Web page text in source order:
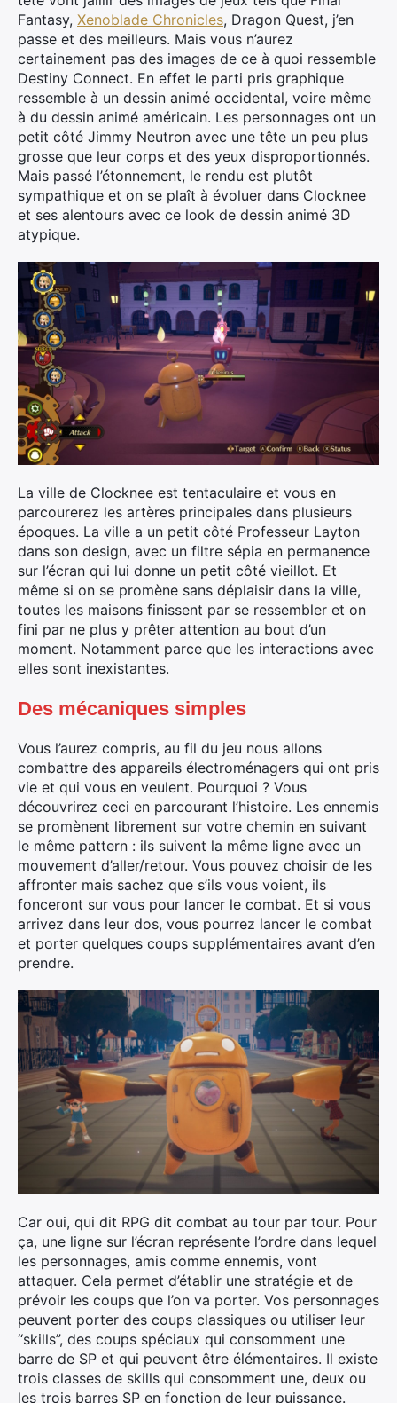
Fantasy, Xenoblade Chronicles, Dragon Quest, j’en
passe et des meilleurs. Mais vous n’aurez
certainement pas des images de ce à quoi ressemble
Destiny Connect. En effet le parti pris graphique
ressemble à un dessin animé occidental, voire même
à du dessin animé américain. Les personnages ont un
petit côté Jimmy Neutron avec une tête un peu plus
grosse que leur corps et des yeux disproportionnés.
Mais passé l’étonnement, le rendu est plutôt
sympathique et on se plaît à évoluer dans Clocknee
et ses alentours avec ce look de dessin animé 3D
atypique.
La ville de Clocknee est tentaculaire et vous en
parcourerez les artères principales dans plusieurs
époques. La ville a un petit côté Professeur Layton
dans son design, avec un filtre sépia en permanence
sur l’écran qui lui donne un petit côté vieillot. Et
même si on se promène sans déplaisir dans la ville,
toutes les maisons finissent par se ressembler et on
fini par ne plus y prêter attention au bout d’un
moment. Notamment parce que les interactions avec
elles sont inexistantes.
Des mécaniques simples
Vous l’aurez compris, au fil du jeu nous allons
combattre des appareils électroménagers qui ont pris
vie et qui vous en veulent. Pourquoi ? Vous
découvrirez ceci en parcourant l’histoire. Les ennemis
se promènent librement sur votre chemin en suivant
le même pattern : ils suivent la même ligne avec un
mouvement d’aller/retour. Vous pouvez choisir de les
affronter mais sachez que s’ils vous voient, ils
fonceront sur vous pour lancer le combat. Et si vous
arrivez dans leur dos, vous pourrez lancer le combat
et porter quelques coups supplémentaires avant d’en
prendre.
Car oui, qui dit RPG dit combat au tour par tour. Pour
ça, une ligne sur l’écran représente l’ordre dans lequel
les personnages, amis comme ennemis, vont
attaquer. Cela permet d’établir une stratégie et de
prévoir les coups que l’on va porter. Vos personnages
peuvent porter des coups classiques ou utiliser leur
“skills”, des coups spéciaux qui consomment une
barre de SP et qui peuvent être élémentaires. Il existe
trois classes de skills qui consomment une, deux ou
les trois barres SP en fonction de leur puissance.
×
Rechercher
: